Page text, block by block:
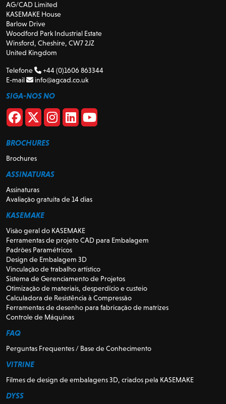
AG/CAD Limited
KASEMAKE House
Barlow Drive
Woodford Park Industrial Estate
Winsford, Cheshire, CW7 2JZ
United Kingdom
Telefone
+44 (0)1606 863344
E-mail
info@agcad.co.uk
SIGA-NOS NO
BROCHURES
Brochures
ASSINATURAS
Assinaturas
Avaliação gratuita de 14 dias
KASEMAKE
Visão geral do KASEMAKE
Ferramentas de projeto CAD para Embalagem
Padrões Paramétricos
Design de Embalagem 3D
Vinculação de trabalho artístico
Sistema de Gerenciamento de Projetos
Otimização de materiais, desperdício e custeio
Calculadora de Resistência à Compressão
Ferramentas de desenho para fabricação de matrizes
Controle de Máquinas
FAQ
Perguntas Frequentes / Base de Conhecimento
VITRINE
Filmes de design de embalagens 3D, criados pela KASEMAKE
DYSS